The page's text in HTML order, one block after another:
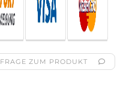
FRAGE ZUM PRODUKT